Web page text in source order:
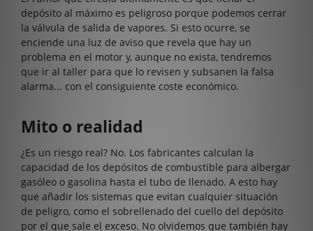
depósito al máximo es peligroso porque podemos cerrar
la válvula de salida de vapores. Si esto ocurre, se
enciende una luz de aviso que revela que hay un
problema en el motor y, aunque no exista, tendremos
que ir al taller para que lo revisen y subsanen la falsa
alarma... con el consiguiente coste económico.
Mito o realidad
¿Es un riesgo real? No. Los fabricantes calculan la
capacidad de los depósitos de combustible para albergar
gasóleo o gasolina hasta el tubo de llenado. A esto hay
que añadir los sistemas que evitan cualquier situación
de peligro, como el sobrellenado del cuello del depósito
por el que sale el exceso. No olvidemos que también hay